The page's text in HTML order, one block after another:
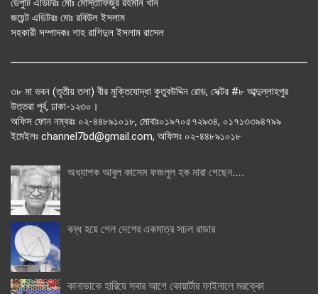
ডেপুটি এডিটরঃ মোঃ মোস্তাফিজুর রহমান খান
জয়েন্ট এডিটরঃ মোঃ রবিউল ইসলাম
সহকারী সম্পাদকঃ শাহ রাশিদুল ইসলাম রাসেল
৩৮ মা ভবন (তৃতীয় তলা) বীর মুক্তিযোদ্ধা কুতুবউদ্দিন রোড, সেক্টর #৮ আব্দুল্লাহপুর
উত্তরা পূর্ব, ঢাকা-১২৩০।
অফিস ফোন নম্বরঃ ০২-৪৪৮৯১০১৮, মোবাঃ০১৯৭০৫৭২৯৩৪, ০১৭১৩৩৯৪৭৯৯
ইমেইলঃ channel7bd@gmail.com, অফিসঃ ০২-৪৪৮৯১০১৮
অধ্যাপক আবুল কাসেম ফজলুল হক মারা গেছেন….
বন্ধ হয়ে গেল দেশের একমাত্র সচল রাডার
কানাডাকে হারিয়ে সবার আগে কোয়ার্টার ফাইনালে মরক্কো